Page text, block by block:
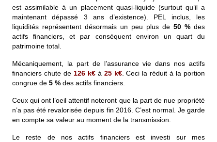
est assimilable à un placement quasi-liquide (surtout qu’il a
maintenant dépassé 3 ans d’existence). PEL inclus, les
liquidités représentent désormais un peu plus de 50 % des
actifs financiers, et par conséquent environ un quart du
patrimoine total.
Mécaniquement, la part de l’assurance vie dans nos actifs
financiers chute de 126 k€à 25 k€. Ceci la réduit à la portion
congrue de 5 % des actifs financiers.
Ceux qui ont l’oeil attentif noteront que la part de nue propriété
n’a pas été revalorisée depuis fin 2016. C’est normal. Je garde
en compte sa valeur au moment de la transmission.
Le reste de nos actifs financiers est investi sur mes